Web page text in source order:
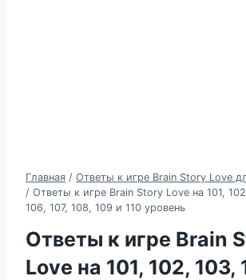
Главная / Ответы к игре Brain Story Love
/ Ответы к игре Brain Story Love на 101,
106, 107, 108, 109 и 110 уровень
Ответы к игре Brain
Love на 101, 102, 103,